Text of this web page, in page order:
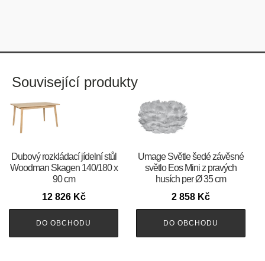
Související produkty
Dubový rozkládací jídelní stůl
Woodman Skagen 140/180 x
90 cm
12 826 Kč
DO OBCHODU
Umage Světle šedé závěsné
světlo Eos Mini z pravých
husích per Ø 35 cm
2 858 Kč
DO OBCHODU